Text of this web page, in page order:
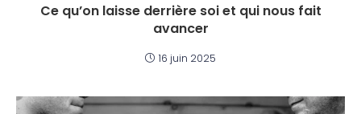
Ce qu’on laisse derrière soi et qui nous fait
avancer
16 juin 2025